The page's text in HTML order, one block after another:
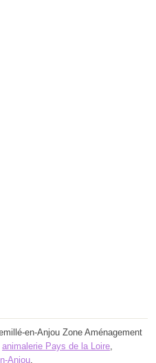
en-Anjou Zone Aménagement
animalerie Pays de la Loire,
Anjou.